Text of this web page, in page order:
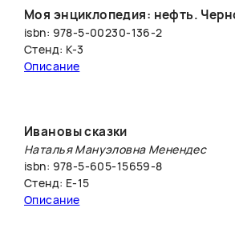
Моя энциклопедия: нефть.
isbn: 978-5-00230-136-2
Стенд: К-3
Описание
Ивановы сказки
Наталья Мануэловна Менендес
isbn: 978-5-605-15659-8
Стенд: E-15
Описание